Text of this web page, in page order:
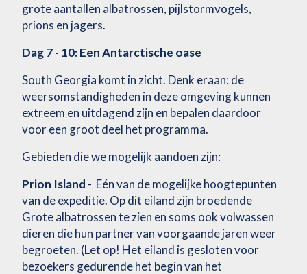
grote aantallen albatrossen, pijlstormvogels,
prions en jagers.
Dag 7 - 10: Een Antarctische oase
South Georgia komt in zicht. Denk eraan: de
weersomstandigheden in deze omgeving kunnen
extreem en uitdagend zijn en bepalen daardoor
voor een groot deel het programma.
Gebieden die we mogelijk aandoen zijn:
Prion Island - Eén van de mogelijke hoogtepunten
van de expeditie. Op dit eiland zijn broedende
Grote albatrossen te zien en soms ook volwassen
dieren die hun partner van voorgaande jaren weer
begroeten. (Let op! Het eiland is gesloten voor
bezoekers gedurende het begin van het